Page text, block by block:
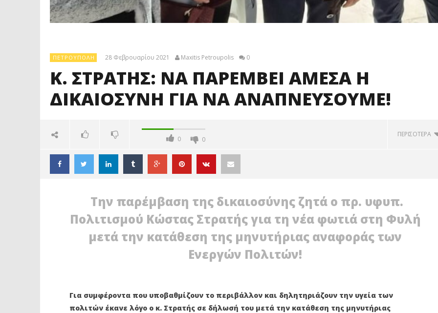
ΠΕΤΡΟΎΠΟΛΗ 28 Φεβρουαρίου 2021 Maxitis Petroupolis 0
Κ. ΣΤΡΑΤΗΣ: ΝΑ ΠΑΡΕΜΒΕΙ ΑΜΕΣΑ Η
ΔΙΚΑΙΟΣΥΝΗ ΓΙΑ ΝΑ ΑΝΑΠΝΕΥΣΟΥΜΕ!
0 0
ΠΕΡΙΣΟΤΕΡΑ
ΔΙΚΑΙΟΣΥΝΗ ΓΙΑ ΝΑ
ΑΝΑΠΝΕΥΣΟΥΜΕ!
ΝΕΑΣ ΔΗΜΟΤΙΚΗΣ ΑΡΧΗΣ ΣΤΑ
ΣΧΟΛΕΙΑ
ΘΕΩΡΕΙΤΑΙ ΚΟΣΤΟΣ Η ΥΓΕΙΑ ΚΑΙ Η
ΜΟΡΦΩΣΗ ΤΟΥ ΛΑΟΥ
Την παρέμβαση της δικαιοσύνης ζητά ο πρ. υφυπ.
Πολιτισμού Κώστας Στρατής για τη νέα φωτιά στη Φυλή
μετά την κατάθεση της μηνυτήριας αναφοράς των
Ενεργών Πολιτών!
Για συμφέροντα που υποβαθμίζουν το περιβάλλον και δηλητηριάζουν την υγεία των
πολιτών έκανε λόγο ο κ. Στρατής σε δήλωσή του μετά την κατάθεση της μηνυτήριας